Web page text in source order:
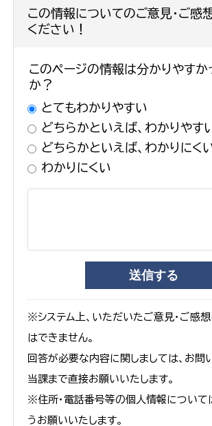
この情報についてのご意見・ご感
ください！
このページの情報は分かりやすか
か？
とてもわかりやすい
どちらかといえば、わかりやす
どちらかといえば、わかりにく
わかりにくい
※システム上、いただいたご意見・ご感
はできません。
回答が必要な内容に関しましては、お問
当課まで直接お願いいたします。
※住所・電話番号等の個人情報について
うお願いいたします。